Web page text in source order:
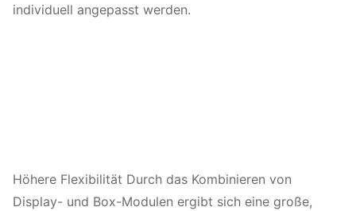
individuell angepasst werden.
Höhere Flexibilität Durch das Kombinieren von
Display- und Box-Modulen ergibt sich eine große,